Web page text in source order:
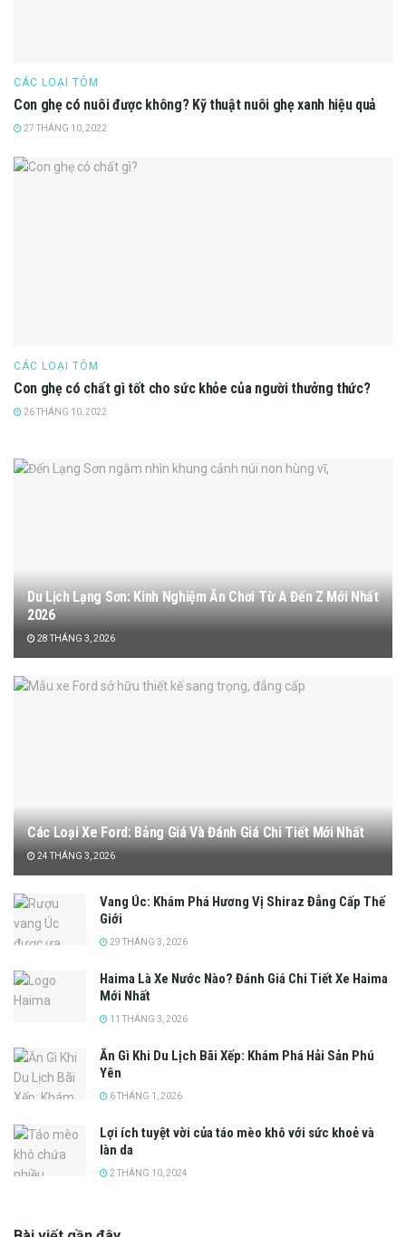
CÁC LOẠI TÔM
Con ghẹ có nuôi được không? Kỹ thuật nuôi ghẹ xanh hiệu quả
27 THÁNG 10, 2022
CÁC LOẠI TÔM
Con ghẹ có chất gì tốt cho sức khỏe của người thưởng thức?
26 THÁNG 10, 2022
Du Lịch Lạng Sơn: Kinh Nghiệm Ăn Chơi Từ A Đến Z Mới Nhất
2026
28 THÁNG 3, 2026
Các Loại Xe Ford: Bảng Giá Và Đánh Giá Chi Tiết Mới Nhất
24 THÁNG 3, 2026
Vang Úc: Khám Phá Hương Vị Shiraz Đẳng Cấp Thế
Giới
29 THÁNG 3, 2026
Haima Là Xe Nước Nào? Đánh Giá Chi Tiết Xe Haima
Mới Nhất
11 THÁNG 3, 2026
Ăn Gì Khi Du Lịch Bãi Xếp: Khám Phá Hải Sản Phú
Yên
6 THÁNG 1, 2026
Lợi ích tuyệt vời của táo mèo khô với sức khoẻ và
làn da
2 THÁNG 10, 2024